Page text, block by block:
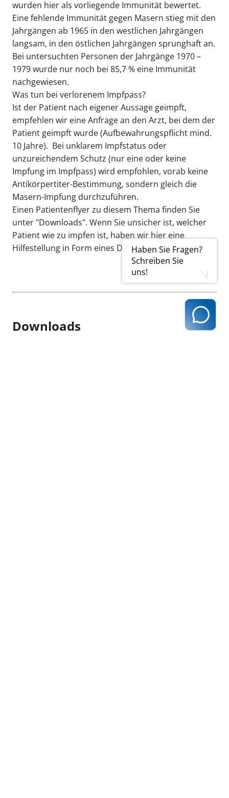
Haben Sie Fragen?
Schreiben Sie
uns!
wurden hier als vorliegende Immunität bewertet.
Eine fehlende Immunität gegen Masern stieg mit den
Jahrgängen ab 1965 in den westlichen Jahrgängen
langsam, in den östlichen Jahrgängen sprunghaft an.
Bei untersuchten Personen der Jahr­gänge 1970 –
1979 wurde nur noch bei 85,7 % eine Immunität
nachgewiesen.
Was tun bei verlorenem Impfpass?
Ist der Patient nach eigener Aussage geimpft,
empfehlen wir eine Anfrage an den Arzt, bei dem der
Patient geimpft wurde (Aufbewahrungspflicht mind.
10 Jahre). Bei unklarem Impfstatus oder
unzureichendem Schutz (nur eine oder keine
Impfung im Impfpass) wird empfohlen, vorab keine
Antikörpertiter-Bestimmung, sondern gleich die
Masern-Impfung durchzuführen.
Einen Patientenflyer zu diesem Thema finden Sie
unter "Downloads". Wenn Sie unsicher ist, welcher
Patient wie zu impfen ist, haben wir hier eine
Hilfestellung in Form eines Diagramms erstellt.
Downloads